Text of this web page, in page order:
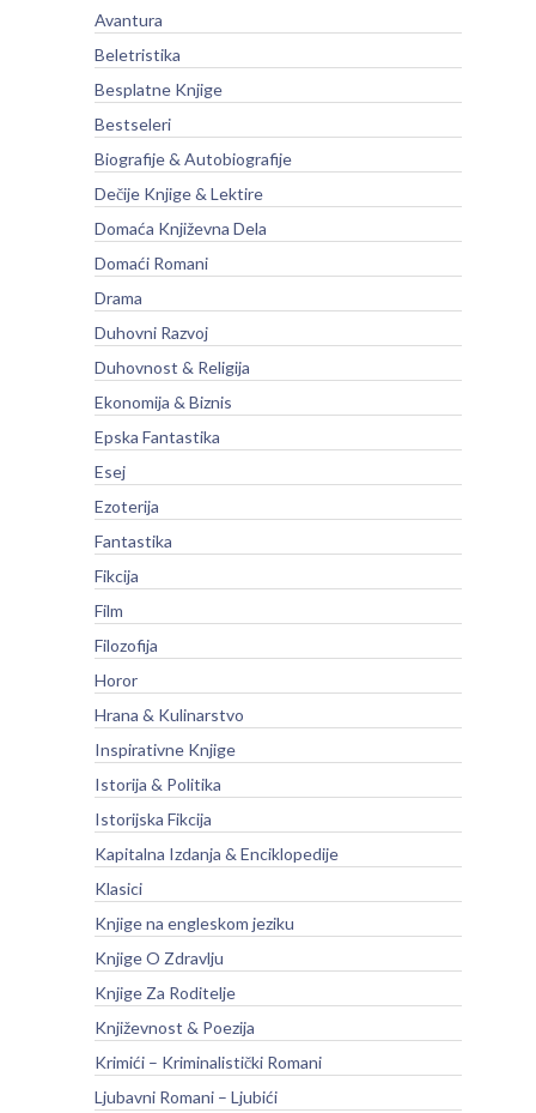
Avantura
Beletristika
Besplatne Knjige
Bestseleri
Biografije & Autobiografije
Dečije Knjige & Lektire
Domaća Književna Dela
Domaći Romani
Drama
Duhovni Razvoj
Duhovnost & Religija
Ekonomija & Biznis
Epska Fantastika
Esej
Ezoterija
Fantastika
Fikcija
Film
Filozofija
Horor
Hrana & Kulinarstvo
Inspirativne Knjige
Istorija & Politika
Istorijska Fikcija
Kapitalna Izdanja & Enciklopedije
Klasici
Knjige na engleskom jeziku
Knjige O Zdravlju
Knjige Za Roditelje
Književnost & Poezija
Krimići – Kriminalistički Romani
Ljubavni Romani – Ljubići